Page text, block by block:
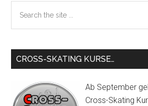
the
CROSS-SKATING KURSE…
Ab September
Cross-Skating